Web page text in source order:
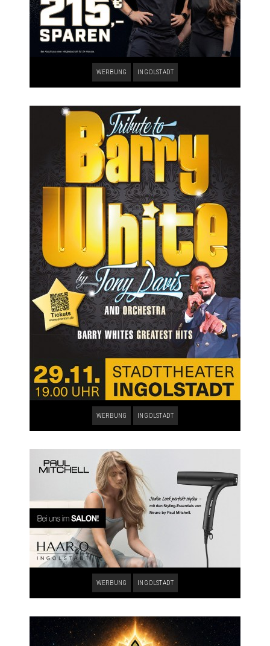
WERBUNG INGOLSTADT
WERBUNG INGOLSTADT
WERBUNG INGOLSTADT